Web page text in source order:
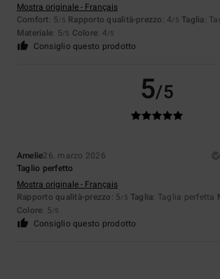
Mostra originale - Français
Comfort: 5/5 Rapporto qualità-prezzo: 4/5 Taglia:
Materiale: 5/5 Colore: 4/5
Consiglio questo prodotto
5/5
Amelie26. marzo 2026
Taglio perfetto
Mostra originale - Français
Rapporto qualità-prezzo: 5/5 Taglia: Taglia perfetta
Colore: 5/5
Consiglio questo prodotto